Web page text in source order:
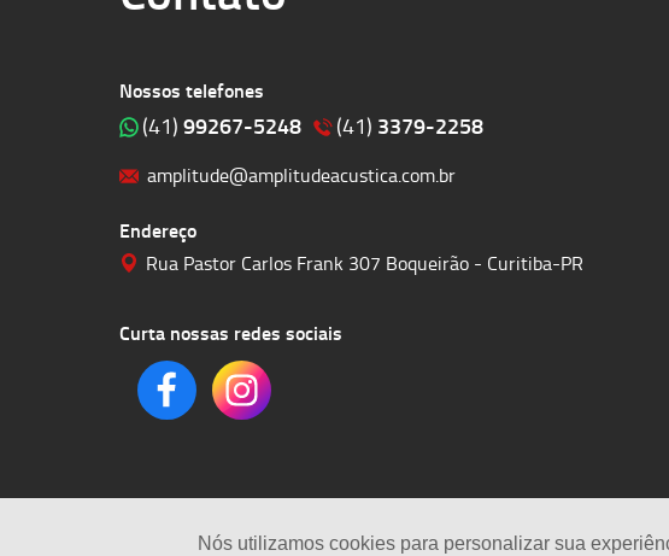
Nossos telefones
(41) 99267-5248 (41) 3379-2258
amplitude@amplitudeacustica.com.br
Endereço
Rua Pastor Carlos Frank 307 Boqueirão - Curitiba-PR
Curta nossas redes sociais
Nós utilizamos cookies para personalizar sua